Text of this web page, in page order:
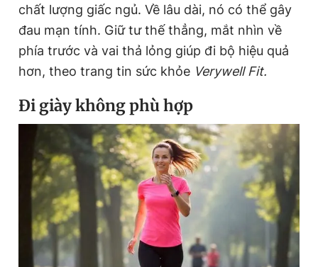
Đặt báo Quảng cáo RSS Tòa soạn Chính sách bảo
Tổng biên tập: Nguyễn Ngọc Toàn
Phó tổng biên tập thường trực: Hải Thành
Phó tổng biên tập: Trần Việt Hưng
Giấy phép xuất bản số 110/GP - BTTTT cấp ngày 24.3.2020
© 2003-2026 Bản quyền thuộc về Báo Thanh Niên. Cấm sao
chép dưới mọi hình thức nếu không có sự chấp thuận bằng văn
bản. Phát triển bởi ePi Technologies, JSC.
chất lượng giấc ngủ. Về lâu dài, nó có thể gây
đau mạn tính. Giữ tư thế thẳng, mắt nhìn về
phía trước và vai thả lỏng giúp đi bộ hiệu quả
hơn, theo trang tin sức khỏe Verywell Fit.
Đi giày không phù hợp